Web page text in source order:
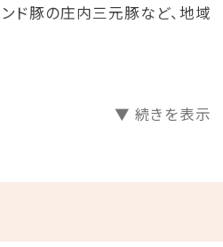
ド豚の庄内三元豚など、地域
▼ 続きを表示